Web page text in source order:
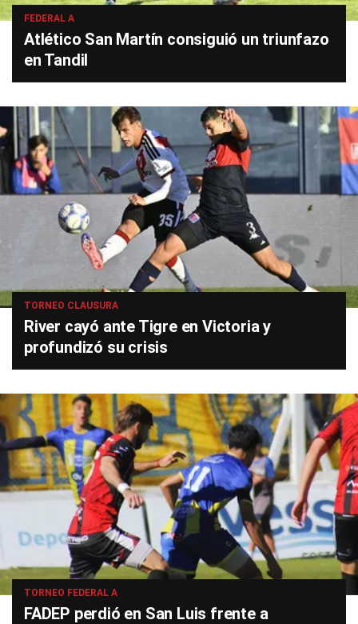
FEDERAL A
Atlético San Martín consiguió un triunfazo
en Tandil
TORNEO CLAUSURA
River cayó ante Tigre en Victoria y
profundizó su crisis
TORNEO FEDERAL A
FADEP perdió en San Luis frente a